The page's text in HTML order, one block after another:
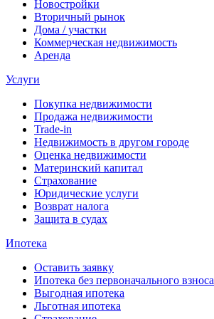
Новостройки
Вторичный рынок
Дома / участки
Коммерческая недвижимость
Аренда
Услуги
Покупка недвижимости
Продажа недвижимости
Trade-in
Недвижимость в другом городе
Оценка недвижимости
Материнский капитал
Страхование
Юридические услуги
Возврат налога
Защита в судах
Ипотека
Оставить заявку
Ипотека без первоначального взноса
Выгодная ипотека
Льготная ипотека